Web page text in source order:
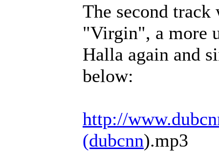
The second
"Virgin", a more
Halla again and
below:
http://
(dubcnn).mp3